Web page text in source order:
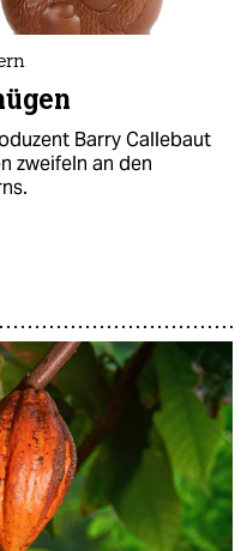
Barry Callebaut
zweifeln an den